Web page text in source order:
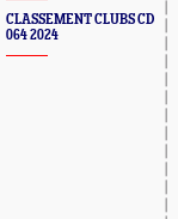
CLASSEMENT CLUBS CD
064 2024